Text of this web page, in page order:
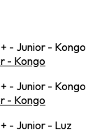
- Kongo
- Kongo